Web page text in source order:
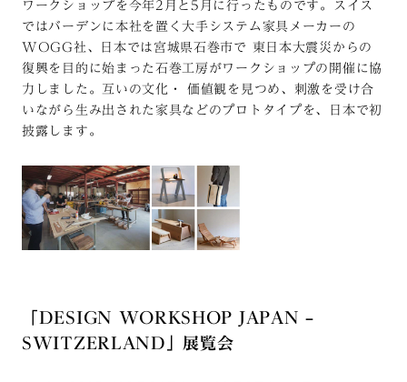
ワークショップを今年2月と5月に行ったものです。スイス
ではバーデンに本社を置く大手システム家具メーカーの
WOGG社、日本では宮城県石巻市で 東日本大震災からの
復興を目的に始まった石巻工房がワークショップの開催に協
力しました。互いの文化・ 価値観を見つめ、刺激を受け合
いながら生み出された家具などのプロトタイプを、日本で初
披露します。
「DESIGN WORKSHOP JAPAN –
SWITZERLAND」展覧会